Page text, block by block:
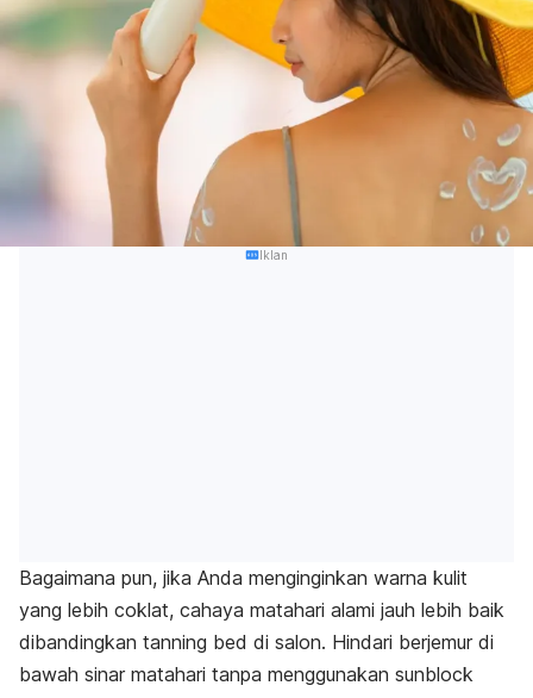
Iklan
Bagaimana pun, jika Anda menginginkan warna kulit
yang lebih coklat, cahaya matahari alami jauh lebih baik
dibandingkan tanning bed di salon. Hindari berjemur di
bawah sinar matahari tanpa menggunakan sunblock